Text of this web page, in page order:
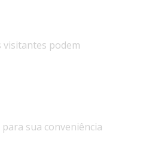
visitantes podem
sua conveniência